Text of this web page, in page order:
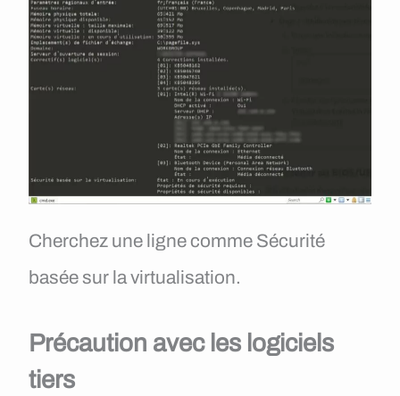
Cherchez une ligne comme Sécurité
basée sur la virtualisation.
Précaution avec les logiciels
tiers